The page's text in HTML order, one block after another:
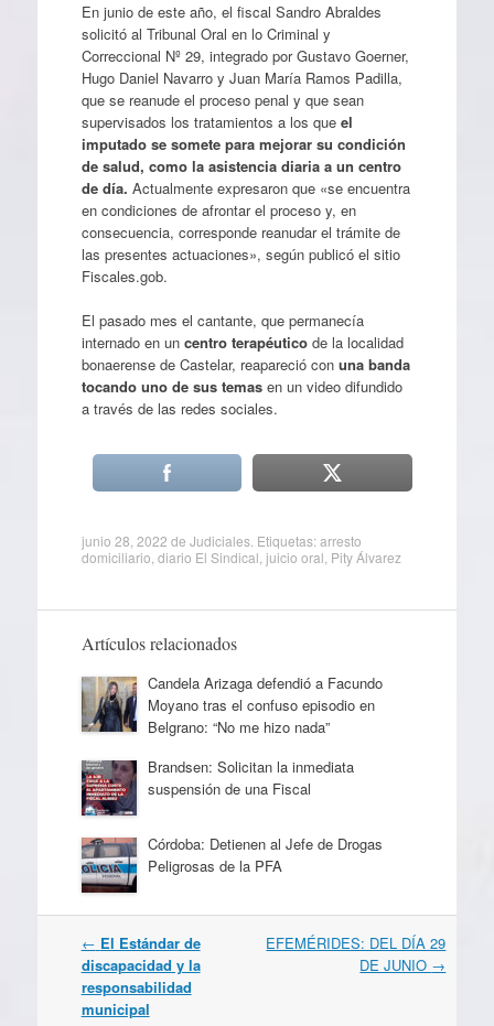
En junio de este año, el fiscal Sandro Abraldes
solicitó al Tribunal Oral en lo Criminal y
Correccional Nº 29, integrado por Gustavo Goerner,
Hugo Daniel Navarro y Juan María Ramos Padilla,
que se reanude el proceso penal y que sean
supervisados los tratamientos a los queel
imputado se somete para mejorar su condición
de salud, como la asistencia diaria a un centro
de día. Actualmente expresaron que «se encuentra
en condiciones de afrontar el proceso y, en
consecuencia, corresponde reanudar el trámite de
las presentes actuaciones», según publicó el sitio
Fiscales.gob.
El pasado mes el cantante, que permanecía
internado en un centro terapéutico de la localidad
bonaerense de Castelar, reapareció con una banda
tocando uno de sus temasen un video difundido
a través de las redes sociales.
junio 28, 2022 de Judiciales. Etiquetas:arresto
domiciliario diario El Sindical juicio oral Pity Álvarez
Artículos relacionados
Candela Arizaga defendió a Facundo
Moyano tras el confuso episodio en
Belgrano: “No me hizo nada”
Brandsen: Solicitan la inmediata
suspensión de una Fiscal
Córdoba: Detienen al Jefe de Drogas
Peligrosas de la PFA
Navegación
por
artículos
← El Estándar de
discapacidad y la
responsabilidad
municipal
EFEMÉRIDES: DEL DÍA 29
DE JUNIO →